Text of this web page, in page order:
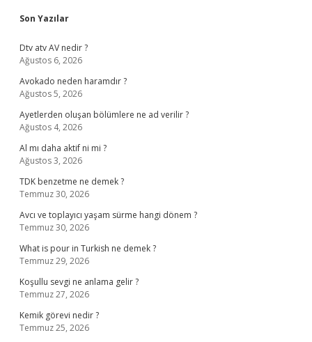
Sidebar
Son Yazılar
Dtv atv AV nedir ?
Ağustos 6, 2026
Avokado neden haramdır ?
Ağustos 5, 2026
Ayetlerden oluşan bölümlere ne ad verilir ?
Ağustos 4, 2026
Al mı daha aktif ni mi ?
Ağustos 3, 2026
TDK benzetme ne demek ?
Temmuz 30, 2026
Avcı ve toplayıcı yaşam sürme hangi dönem ?
Temmuz 30, 2026
What is pour in Turkish ne demek ?
Temmuz 29, 2026
Koşullu sevgi ne anlama gelir ?
Temmuz 27, 2026
Kemik görevi nedir ?
Temmuz 25, 2026